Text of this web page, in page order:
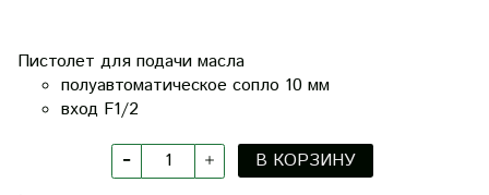
Пистолет для подачи масла
полуавтоматическое сопло 10 мм
вход F1/2
В КОРЗИНУ